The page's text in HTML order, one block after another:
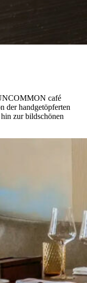
café
der handgetöpferten
zur bildschönen